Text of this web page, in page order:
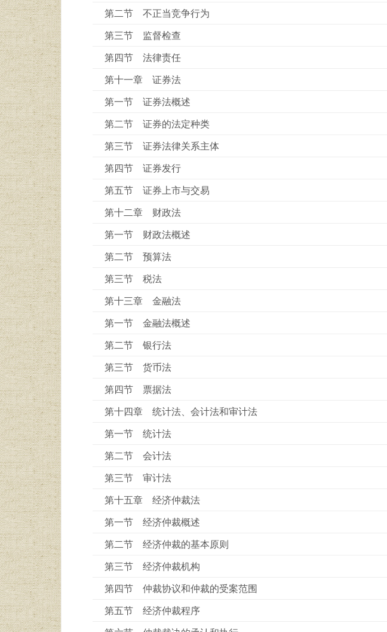
第二节 不正当竞争行为
第三节 监督检查
第四节 法律责任
第十一章 证券法
第一节 证券法概述
第二节 证券的法定种类
第三节 证券法律关系主体
第四节 证券发行
第五节 证券上市与交易
第十二章 财政法
第一节 财政法概述
第二节 预算法
第三节 税法
第十三章 金融法
第一节 金融法概述
第二节 银行法
第三节 货币法
第四节 票据法
第十四章 统计法、会计法和审计法
第一节 统计法
第二节 会计法
第三节 审计法
第十五章 经济仲裁法
第一节 经济仲裁概述
第二节 经济仲裁的基本原则
第三节 经济仲裁机构
第四节 仲裁协议和仲裁的受案范围
第五节 经济仲裁程序